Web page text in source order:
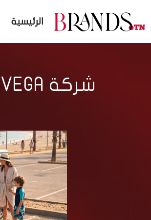
الرئيسية